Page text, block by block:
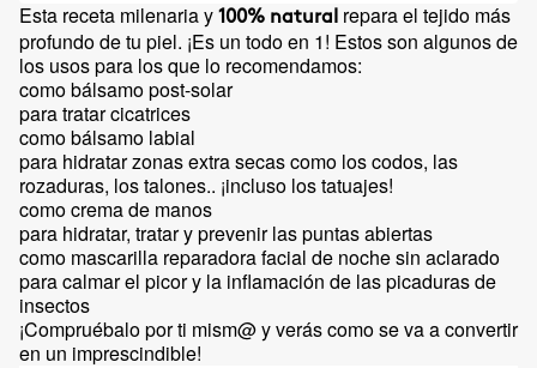
Esta receta milenaria y 100% natural repara el tejido más
profundo de tu piel. ¡Es un todo en 1! Estos son algunos de
los usos para los que lo recomendamos:
como bálsamo post-solar
para tratar cicatrices
como bálsamo labial
para hidratar zonas extra secas como los codos, las
rozaduras, los talones.. ¡incluso los tatuajes!
como crema de manos
para hidratar, tratar y prevenir las puntas abiertas
como mascarilla reparadora facial de noche sin aclarado
para calmar el picor y la inflamación de las picaduras de
insectos
¡Compruébalo por ti mism@ y verás como se va a convertir
en un imprescindible!